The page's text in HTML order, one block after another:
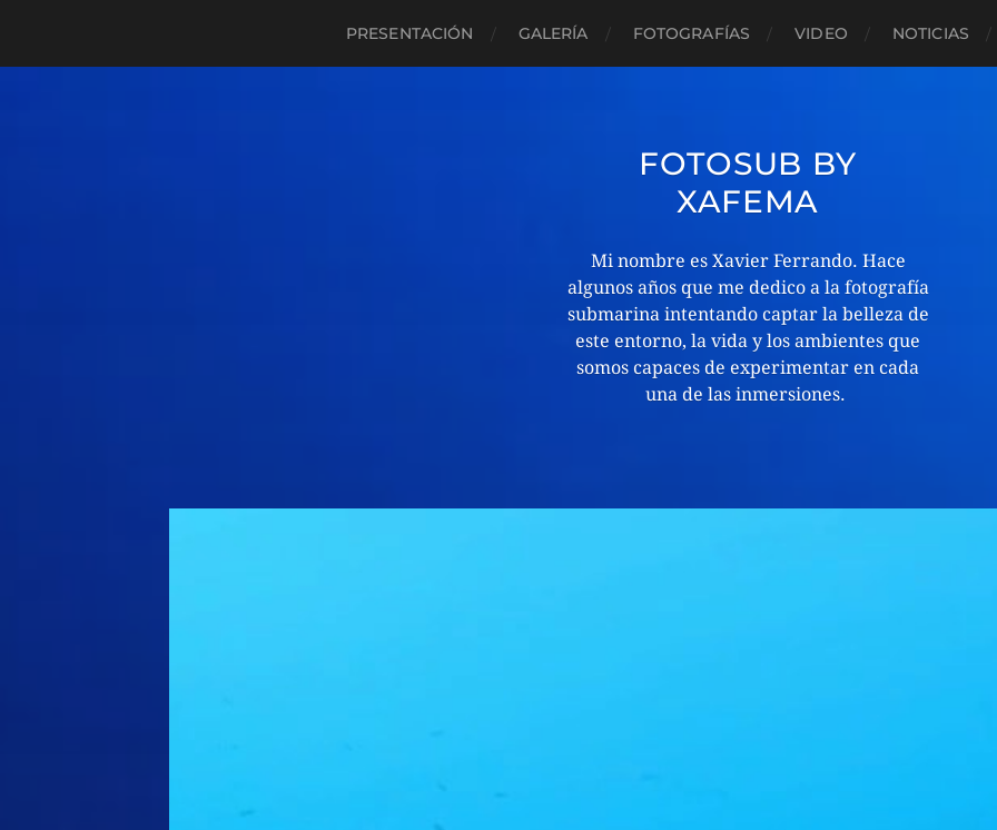
PRESENTACIÓN GALERÍA FOTOGRAFÍAS VIDEO NOTICIAS
FOTOSUB BY
XAFEMA
Mi nombre es Xavier Ferrando. Hace
algunos años que me dedico a la fotografía
submarina intentando captar la belleza de
este entorno, la vida y los ambientes que
somos capaces de experimentar en cada
una de las inmersiones. ​